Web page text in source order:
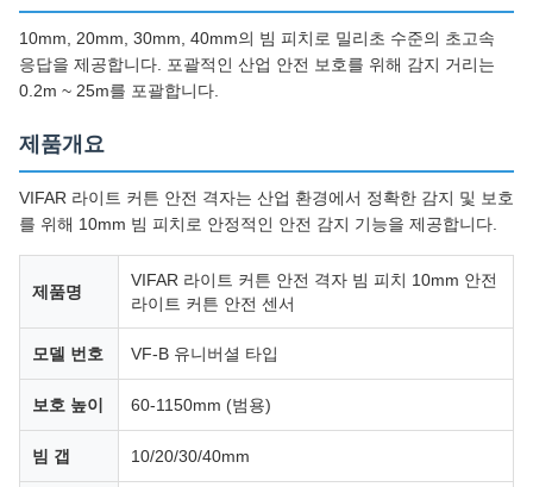
10mm, 20mm, 30mm, 40mm의 빔 피치로 밀리초 수준의 초고속
응답을 제공합니다. 포괄적인 산업 안전 보호를 위해 감지 거리는
0.2m ~ 25m를 포괄합니다.
제품개요
VIFAR 라이트 커튼 안전 격자는 산업 환경에서 정확한 감지 및 보호
를 위해 10mm 빔 피치로 안정적인 안전 감지 기능을 제공합니다.
제품명
VIFAR 라이트 커튼 안전 격자 빔 피치 10mm 안전
라이트 커튼 안전 센서
모델 번호 VF-B 유니버셜 타입
보호 높이 60-1150mm (범용)
빔 갭 10/20/30/40mm